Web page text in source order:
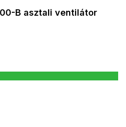
B asztali ventilátor